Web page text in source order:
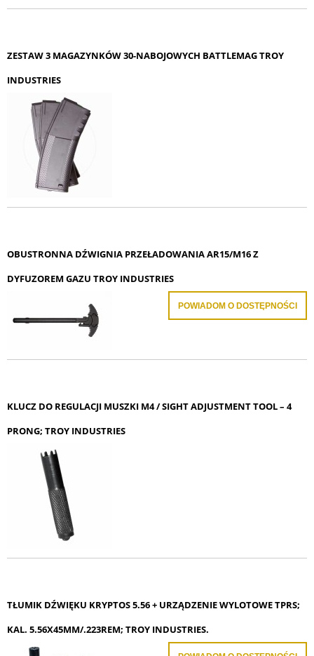
ZESTAW 3 MAGAZYNKÓW 30-NABOJOWYCH BATTLEMAG TROY
INDUSTRIES
OBUSTRONNA DŹWIGNIA PRZEŁADOWANIA AR15/M16 Z
DYFUZOREM GAZU TROY INDUSTRIES
POWIADOM O DOSTĘPNOŚCI
KLUCZ DO REGULACJI MUSZKI M4 / SIGHT ADJUSTMENT TOOL – 4
PRONG; TROY INDUSTRIES
TŁUMIK DŹWIĘKU KRYPTOS 5.56 + URZĄDZENIE WYLOTOWE TPRS;
KAL. 5.56X45MM/.223REM; TROY INDUSTRIES.